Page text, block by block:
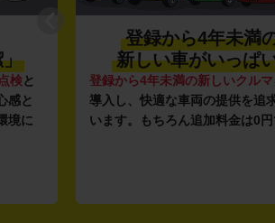
」
検と
感と
境に
登録から4年未満
新しい車がいっぱ
登録から4年未満の新しいクルマ
導入し、快適な車両の提供を追
います。もちろん追加料金は0円